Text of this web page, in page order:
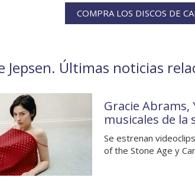
COMPRA LOS DISCOS DE
Jepsen. Últimas noticias
Gracie Abrams,
musicales de la
Se estrenan
of the Stone Age y